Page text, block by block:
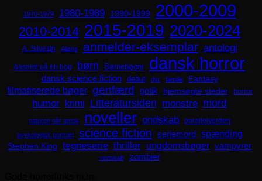
1970-1979 1980-1989 1990-1999 2000-2009
2010-2014 2015-2019 2020-2024
A. Silvestri Aliens anmelder-eksemplar antologi
baseret på en bog børn Børnebøger dansk horror
dansk science fiction debut dyr familie Fantasy
filmatiserede bøger genfærd gotik hjemsøgte steder horror
humor krimi Litteratursiden monstre mord
naturen går amok noveller ondskab parallelverden
psykologisk portræt science fiction seriemord spænding
Stephen King tegneserie thriller ungdomsbøger vampyrer
venskab
zombier